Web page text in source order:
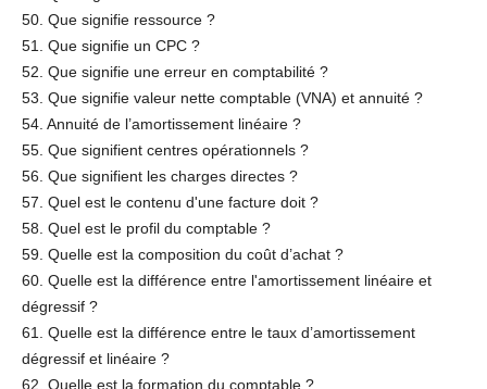
50. Que signifie ressource ?
51. Que signifie un CPC ?
52. Que signifie une erreur en comptabilité ?
53. Que signifie valeur nette comptable (VNA) et annuité ?
54. Annuité de l’amortissement linéaire ?
55. Que signifient centres opérationnels ?
56. Que signifient les charges directes ?
57. Quel est le contenu d'une facture doit ?
58. Quel est le profil du comptable ?
59. Quelle est la composition du coût d’achat ?
60. Quelle est la différence entre l'amortissement linéaire et
dégressif ?
61. Quelle est la différence entre le taux d’amortissement
dégressif et linéaire ?
62. Quelle est la formation du comptable ?